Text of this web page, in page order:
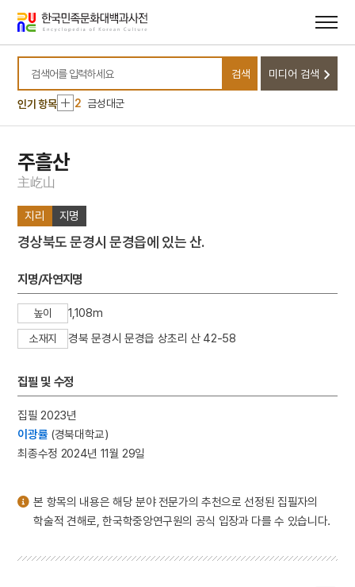
바로가기
바로가기
검색어를 입력하세요
검색 미디어 검색
인기 항목
10 예안초등학교
1 운요호사건
2 금성대군
3 여수·순천 10·19사건
7
8 세종
10 예안초등학교
1 운요호사건
2 금성대군
5
6 박세교
7
세조
9 쌍계사 차나무 시배지
주흘산
主屹山
지리 지명
경상북도 문경시 문경읍에 있는 산.
지명/자연지명
높이 1,108m
소재지 경북 문경시 문경읍 상초리 산 42-58
집필 및 수정
집필 2023년
이광률 (경북대학교)
최종수정 2024년 11월 29일
본 항목의 내용은 해당 분야 전문가의 추천으로 선정된 집필자의
학술적 견해로, 한국학중앙연구원의 공식 입장과 다를 수 있습니다.